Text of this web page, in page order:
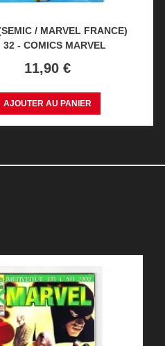
/ MARVEL FRANCE)
32 - COMICS MARVEL
Prix
11,90 €
AJOUTER AU PANIER